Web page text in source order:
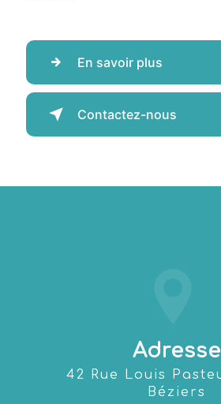
En savoir plus
Contactez-nous
Adresse
42 Rue Louis Pasteur, 34500
Béziers